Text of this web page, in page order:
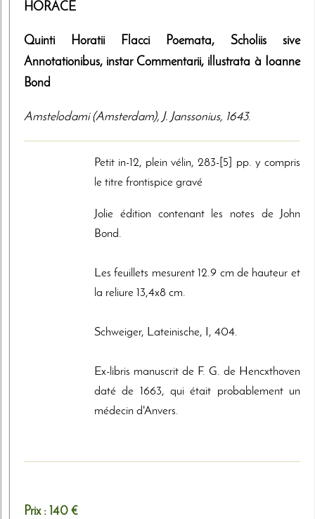
HORACE
Quinti Horatii Flacci Poemata, Scholiis sive
Annotationibus, instar Commentarii, illustrata à Ioanne
Bond
Amstelodami (Amsterdam), J. Janssonius, 1643.
Petit in-12, plein vélin, 283-[5] pp. y compris
le titre frontispice gravé
Jolie édition contenant les notes de John
Bond.
Les feuillets mesurent 12.9 cm de hauteur et
la reliure 13,4x8 cm.
Schweiger, Lateinische, I, 404.
Ex-libris manuscrit de F. G. de Hencxthoven
daté de 1663, qui était probablement un
médecin d'Anvers.
Prix : 140 €